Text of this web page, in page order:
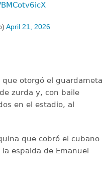
April 21, 2026
otorgó el guardameta
zurda y, con baile
en el estadio, al
que cobró el cubano
espalda de Emanuel